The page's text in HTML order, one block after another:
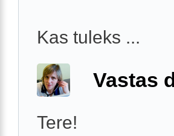
Kas tuleks ...
Vastas
Tere!